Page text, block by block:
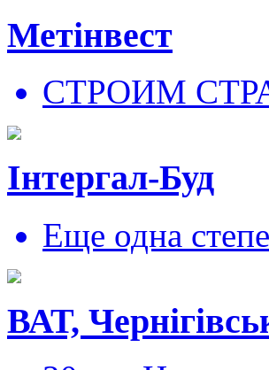
Метінвест
СТРОИМ
Інтергал-Буд
Еще одна
ВАТ,